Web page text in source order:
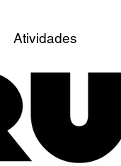
Atividades